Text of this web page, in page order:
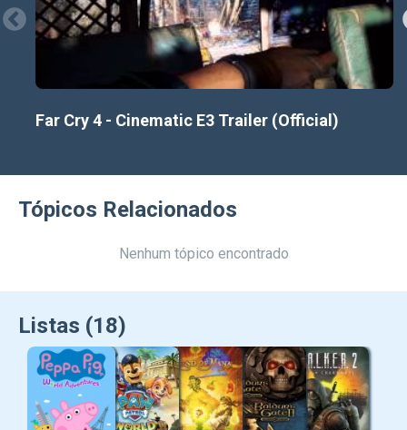
Far Cry 4 - Cinematic E3 Trailer (Official)
Tópicos Relacionados
Nenhum tópico encontrado
Listas (18)